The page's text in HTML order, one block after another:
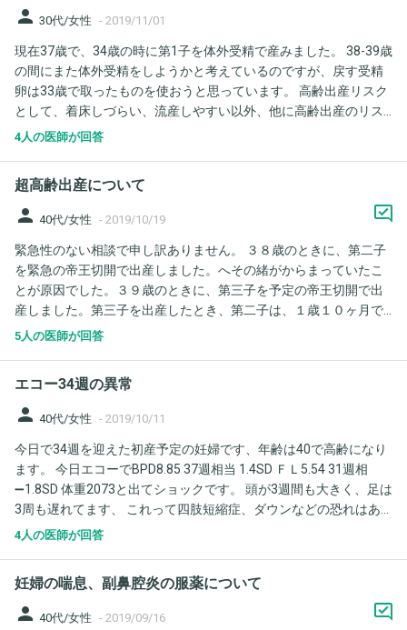
が、染色体異常のない育つはずの元気な卵が、母体の年齢により
た、hcgの値が元々低かったことが胎嚢の小ささに関係しているの
でしょうか。 ご意見いただけると大変有難いです。 よろしくお願
いいたします。
person 30代/女性 - 2019/11/01
現在37歳で、34歳の時に第1子を体外受精で産みました。 38-39歳
の間にまた体外受精をしようかと考えているのですが、戻す受精
卵は33歳で取ったものを使おうと思っています。 高齢出産リスク
として、着床しづらい、流産しやすい以外、他に高齢出産のリス
クは 何が考えられますか？ 詳しく教えて頂ければと思います
4人の医師が回答
超高齢出産について
person 40代/女性 - 2019/10/19
緊急性のない相談で申し訳ありません。 ３８歳のときに、第二子
を緊急の帝王切開で出産しました。へその緒がからまっていたこ
とが原因でした。３９歳のときに、第三子を予定の帝王切開で出
産しました。第三子を出産したとき、第二子は、１歳１０ヶ月で
した。 結婚が遅かったのに、三人もの宝物に出会えて、とても幸
きくと、ふと、４人目を考えてしまう自分がいます。今、ちょう
ど４０ですし、二人目から１年足らずで、妊娠したことをかんが
大きすぎますか？また、２年ぐらい妊娠にあけると、４１歳にな
りますが、赤ちゃんや自分の体へのリスクはかなり高まります
か？ せっかく授かった命を精一杯育てていく義務がありますの
で、出産してから、体調を悪くするのは、できるだけ避けたいで
す。 もし、こんな相談を受けたら妊娠は、やめた方がよいと助言
5人の医師が回答
エコー34週の異常
person 40代/女性 - 2019/10/11
今日で34週を迎えた初産予定の妊婦です、年齢は40で高齢になり
ます。 今日エコーでBPD8.85 37週相当 1.4SD ＦＬ5.54 31週相
➖1.8SD 体重2073と出てショックです。 頭が3週間も大きく、足は
3周も遅れてます、 これって四肢短縮症、ダウンなどの恐れはあ
るのですか？ 先生は何も言われないのですが心配です。 先生方の
てです
4人の医師が回答
妊婦の喘息、副鼻腔炎の服薬について
person 40代/女性 - 2019/09/16